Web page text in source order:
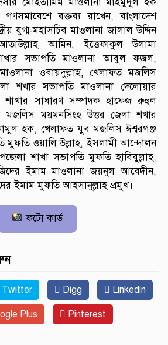
বক্তব্য রাখেন, বাংলাদেশ
যুগ্ম-মহাসচিব মাওলানা জালাল উদ্দিন
আমিন, ইত্তেফাকুল উলামা
সভাপতি মাওলানা আবুল ফজল,
ওবায়দুল্লাহ, খেলাফত মজলিস
শখার সভাপতি মাওলানা দেলোয়ার
শাখার সাধারণ সম্পাদক হাফেজ রুহুল
ময়মনসিংহ উত্তর জেলা শখার
হক, খেলাফত যুব মজলিস ঈশ্বরগঞ্জ
মুফতি ওয়ালি উল্লাহ, ইসলামী আন্দোলন
শাখা সভাপতি মুফতি হাবিবুল্লাহ,
ইমাম মাওলানা জয়নুল আবেদীন,
ইমাম মুফতি আহসানুল্লাহ প্রমুখ।
ফটো কার্ড
Twitter Digg Linkedin
Plus Pinterest